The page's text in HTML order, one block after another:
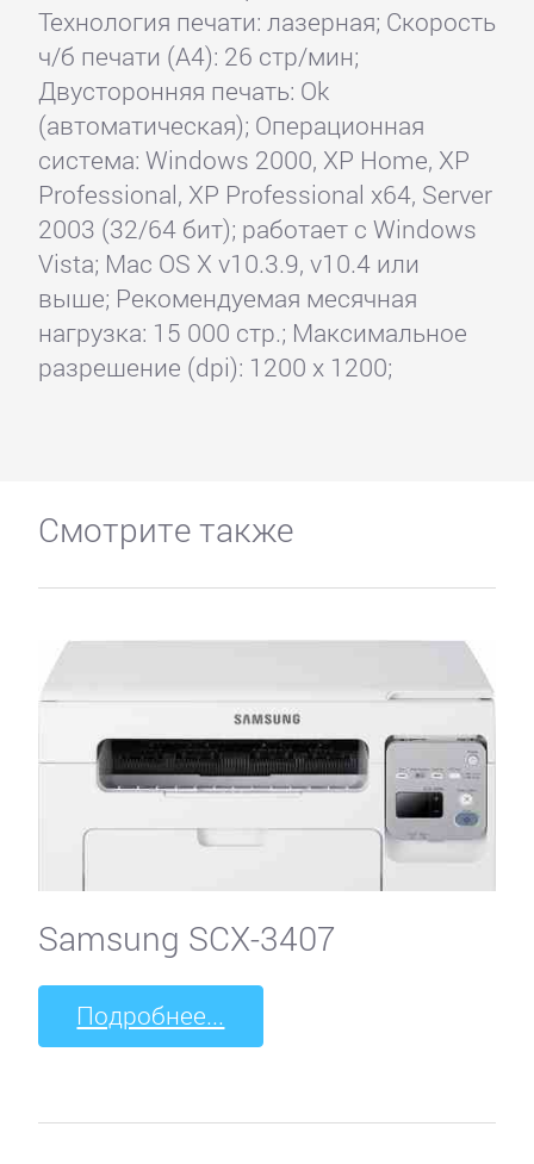
Технология печати: лазерная; Скорость
ч/б печати (А4): 26 стр/мин;
Двусторонняя печать: Ok
(автоматическая); Операционная
система: Windows 2000, XP Home, XP
Professional, XP Professional x64, Server
2003 (32/64 бит); работает с Windows
Vista; Mac OS X v10.3.9, v10.4 или
выше; Рекомендуемая месячная
нагрузка: 15 000 стр.; Максимальное
разрешение (dpi): 1200 x 1200;
Смотрите также
Samsung SCX-3407
Подробнее...